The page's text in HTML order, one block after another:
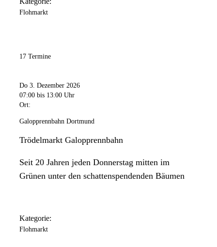
Flohmarkt
17 Termine
Do 3. Dezember 2026
07:00 bis 13:00 Uhr
Ort:
Galopprennbahn Dortmund
Trödelmarkt Galopprennbahn
Seit 20 Jahren jeden Donnerstag mitten im
Grünen unter den schattenspendenden Bäumen
Kategorie:
Flohmarkt